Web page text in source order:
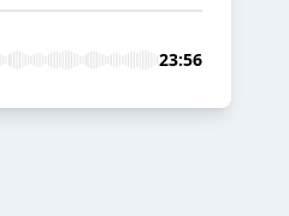
23:56